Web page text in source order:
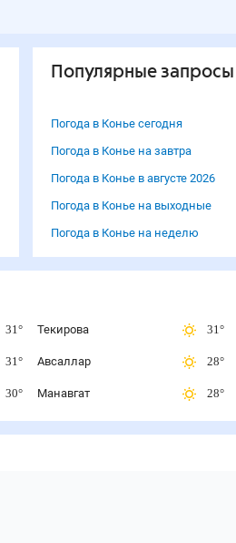
Популярные запросы
Погода в Конье сегодня
Погода в Конье на завтра
Погода в Конье в августе 2026
Погода в Конье на выходные
Погода в Конье на неделю
31° Текирова
31° Авсаллар
30° Манавгат
31°
28°
28°